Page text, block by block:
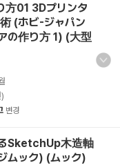
方01 3Dプリンタ
(ホビ-ジャパン
の作り方 1) (大型
변경
SketchUp木造軸
ムック) (ムック)